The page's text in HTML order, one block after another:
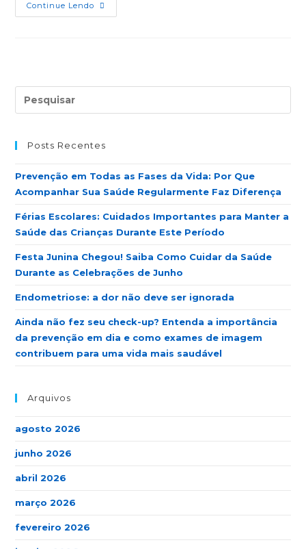
Continue Lendo
Posts Recentes
Prevenção em Todas as Fases da Vida: Por Que
Acompanhar Sua Saúde Regularmente Faz Diferença
Férias Escolares: Cuidados Importantes para Manter a
Saúde das Crianças Durante Este Período
Festa Junina Chegou! Saiba Como Cuidar da Saúde
Durante as Celebrações de Junho
Endometriose: a dor não deve ser ignorada
Ainda não fez seu check-up? Entenda a importância
da prevenção em dia e como exames de imagem
contribuem para uma vida mais saudável
Arquivos
agosto 2026
junho 2026
abril 2026
março 2026
fevereiro 2026